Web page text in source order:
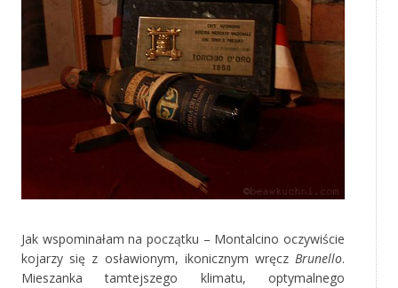
Jak wspominałam na początku – Montalcino oczywiście
kojarzy się z osławionym, ikonicznym wręcz Brunello.
Mieszanka tamtejszego klimatu, optymalnego